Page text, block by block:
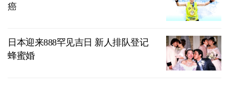
癌
日本迎来888罕见吉日 新人排队登记
蜂蜜婚